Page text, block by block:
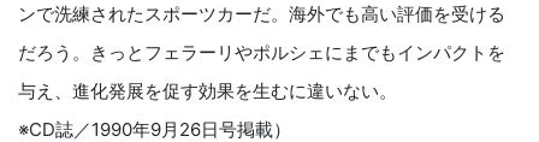
ンで洗練されたスポーツカーだ。海外でも高い評価を受ける
だろう。きっとフェラーリやポルシェにまでもインパクトを
与え、進化発展を促す効果を生むに違いない。
※CD誌／1990年9月26日号掲載）